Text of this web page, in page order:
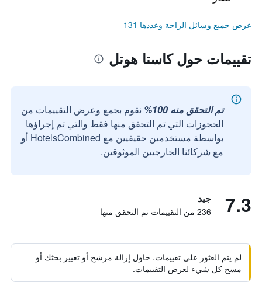
عرض جميع وسائل الراحة وعددها 131
تقييمات حول كاستا هوتل
تم التحقق منه 100%
نقوم بجمع وعرض التقييمات من
الحجوزات التي تم التحقق منها فقط والتي تم إجراؤها
بواسطة مستخدمين حقيقيين مع HotelsCombined أو
مع شركائنا الخارجيين الموثوقين.
7.3 جيد
236 من التقييمات تم التحقق منها
لم يتم العثور على تقييمات. حاول إزالة مرشح أو تغيير بحثك أو
مسح كل شيء لعرض التقييمات.